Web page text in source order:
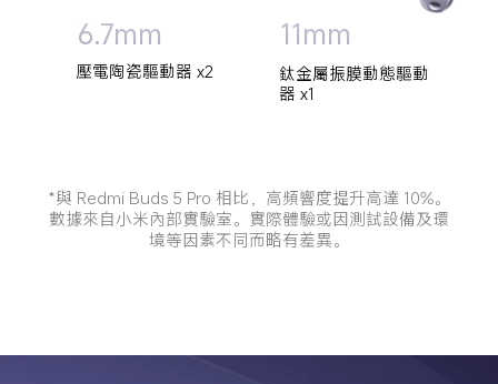
6.7mm
壓電陶瓷驅動器 x2
11mm
鈦金屬振膜動態驅動
器 x1
*與 Redmi Buds 5 Pro 相比，高頻響度提升高達 10%。
數據來自小米內部實驗室。實際體驗或因測試設備及環
境等因素不同而略有差異。